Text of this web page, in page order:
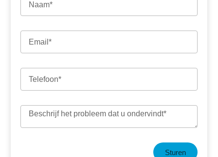
Sturen